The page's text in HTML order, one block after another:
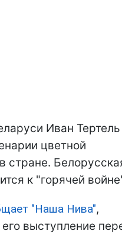
Иван Тертель
цветной
стране.
к "горячей
"Наша Нива",
выступление